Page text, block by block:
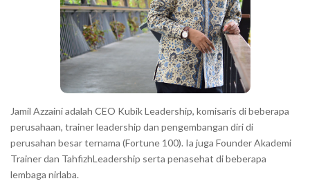
Jamil Azzaini adalah CEO Kubik Leadership, komisaris di beberapa
perusahaan, trainer leadership dan pengembangan diri di
perusahan besar ternama (Fortune 100). Ia juga Founder Akademi
Trainer dan TahfizhLeadership serta penasehat di beberapa
lembaga nirlaba.